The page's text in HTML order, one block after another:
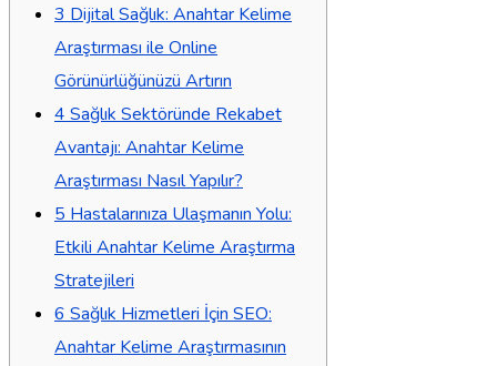
3 Dijital Sağlık: Anahtar Kelime
Araştırması ile Online
Görünürlüğünüzü Artırın
4 Sağlık Sektöründe Rekabet
Avantajı: Anahtar Kelime
Araştırması Nasıl Yapılır?
5 Hastalarınıza Ulaşmanın Yolu:
Etkili Anahtar Kelime Araştırma
Stratejileri
6 Sağlık Hizmetleri İçin SEO:
Anahtar Kelime Araştırmasının